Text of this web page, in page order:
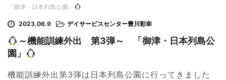
g
i
「御津・日本列島公園」
2023.06.9 デイサービスセンター豊川彩幸
～機能訓練外出 第3弾～ 「御津・日本列島公
園」
機能訓練外出第3弾は日本列島公園に行ってきました